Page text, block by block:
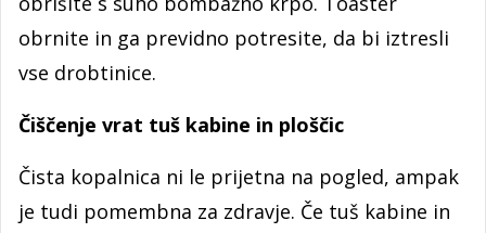
obrnite in ga previdno potresite, da bi iztresli
vse drobtinice.
Čiščenje vrat tuš kabine in ploščic
Čista kopalnica ni le prijetna na pogled, ampak
je tudi pomembna za zdravje. Če tuš kabine in